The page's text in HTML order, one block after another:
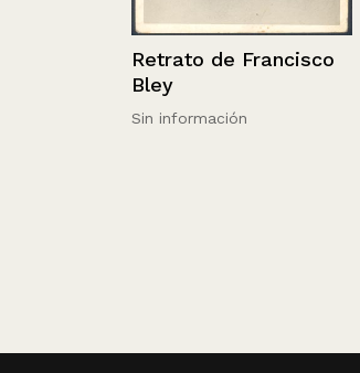
Retrato de Francisco
Bley
Sin información